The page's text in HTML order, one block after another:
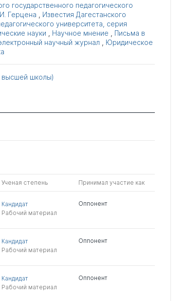
государственного педагогического
Герцена
Известия Дагестанского
университета, серия
науки
Научное мнение
Письма в
научный журнал
Юридическое
высшей школы)
Ученая степень Принимал участие как
Кандидат
Рабочий материал
Оппонент
Кандидат
Рабочий материал
Оппонент
Кандидат
Рабочий материал
Оппонент